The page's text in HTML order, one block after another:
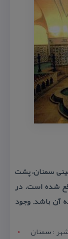
سمنان، پشت
شده است. در
آن باشد, وجود
: سمنان